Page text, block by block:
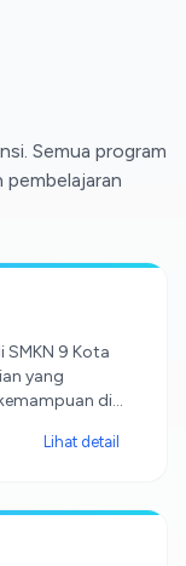
Semua program
pembelajaran
SMKN 9 Kota
yang
di
produksi
ide dan pesan
Lihat detail